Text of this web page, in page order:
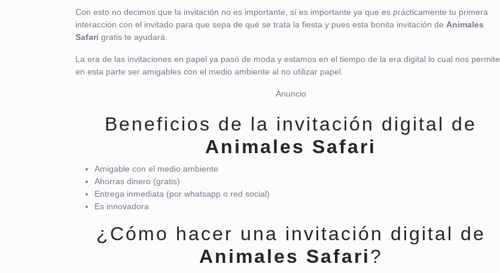
Con esto no decimos que la invitación no es importante, sí es importante ya que es prácticamente tu primera
interacción con el invitado para que sepa de qué se trata la fiesta y pues esta bonita invitación de Animales
Safari gratis te ayudará.
La era de las invitaciones en papel ya pasó de moda y estamos en el tiempo de la era digital lo cual nos permite
en esta parte ser amigables con el medio ambiente al no utilizar papel.
Anuncio
Beneficios de la invitación digital de
Animales Safari
Amigable con el medio ambiente
Ahorras dinero (gratis)
Entrega inmediata (por whatsapp o red social)
Es innovadora
¿Cómo hacer una invitación digital de
Animales Safari?